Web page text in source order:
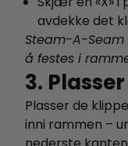
avdekke det
Steam-A-
å festes i
3.
Plasser de
inni rammen –